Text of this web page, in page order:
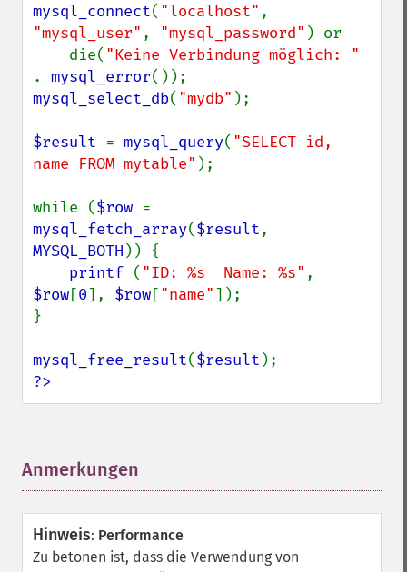
mysql_connect( "localhost"
"mysql_user" , "mysql_password" ) or
    die(
. mysql_error
mysql_select_db( "mydb" );
$result = mysql_query( "SELECT id,
name FROM mytable" );
while ($row
mysql_fetch_array($result
MYSQL_BOTH )) {
printf ( "ID: %s  Name: %s"
$row[0], $row["name"]);
}
mysql_free_result($result
?>
Anmerkungen
Hinweis: Performance
Zu betonen ist, dass die Verwendung von